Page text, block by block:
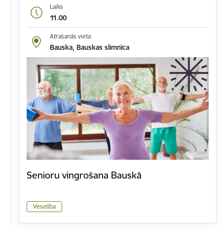
Laiks
11.00
Atrašanās vieta
Bauska, Bauskas slimnīca
Senioru vingrošana Bauskā
Veselība